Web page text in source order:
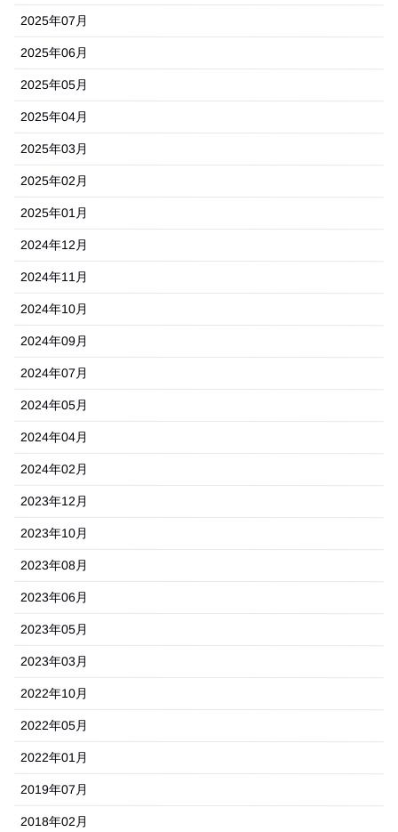
2025年07月
2025年06月
2025年05月
2025年04月
2025年03月
2025年02月
2025年01月
2024年12月
2024年11月
2024年10月
2024年09月
2024年07月
2024年05月
2024年04月
2024年02月
2023年12月
2023年10月
2023年08月
2023年06月
2023年05月
2023年03月
2022年10月
2022年05月
2022年01月
2019年07月
2018年02月